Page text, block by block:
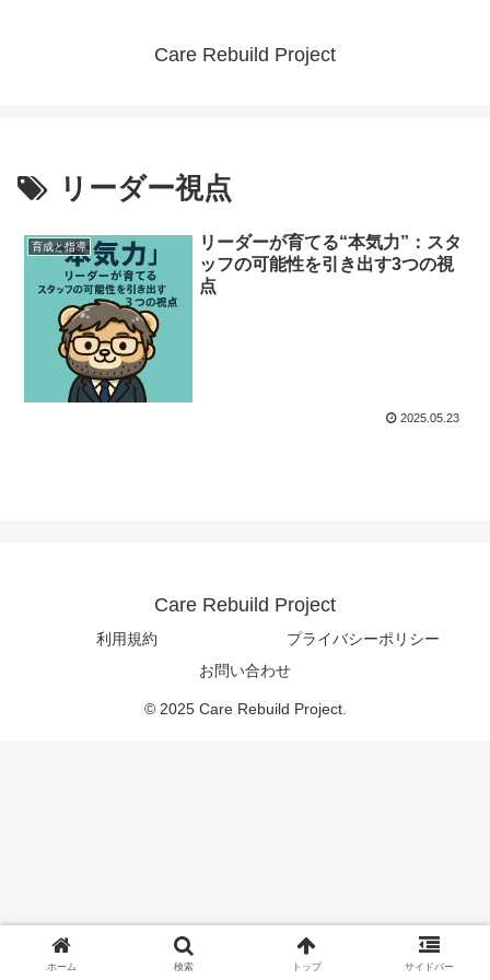
Care Rebuild Project
リーダー視点
育成と指導
リーダーが育てる“本気力”：スタ
ッフの可能性を引き出す3つの視
点
2025.05.23
Care Rebuild Project
利用規約
プライバシーポリシー
お問い合わせ
© 2025 Care Rebuild Project.
ホーム 検索 トップ サイドバー